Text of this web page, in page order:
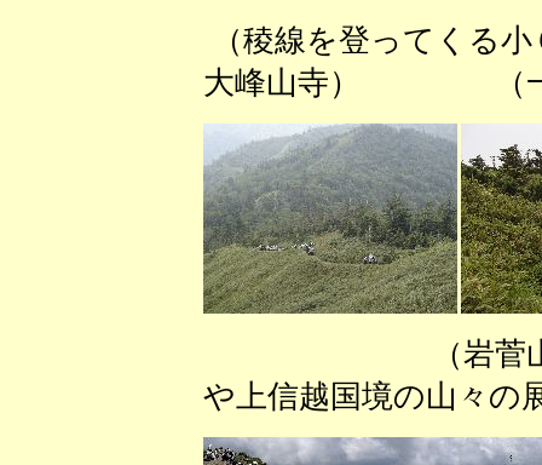
（稜線を登ってくる
大峰山寺） （一等
（岩菅山は曇
や上信越国境の山々の